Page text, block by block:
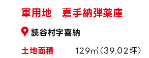
軍用地 嘉手納弾薬庫
読谷村字喜納
土地面積
129㎡（39.02坪）